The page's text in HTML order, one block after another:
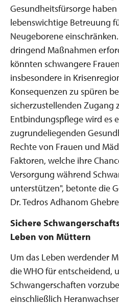
Gesundheitsfürsorge
lebenswichtige Betreuung
Neugeborene
dringend Maßnahmen
könnten schwangere
insbesondere in
Konsequenzen zu spüren
sicherzustellenden Zugang
Entbindungspflege wird es
zugrundeliegenden
Rechte von Frauen und
Faktoren, welche ihre
Versorgung während
unterstützen", betonte die
Dr. Tedros Adhanom
Sichere
Leben von Müttern
Um das Leben werdender
die WHO für entscheidend,
Schwangerschaften
einschließlich